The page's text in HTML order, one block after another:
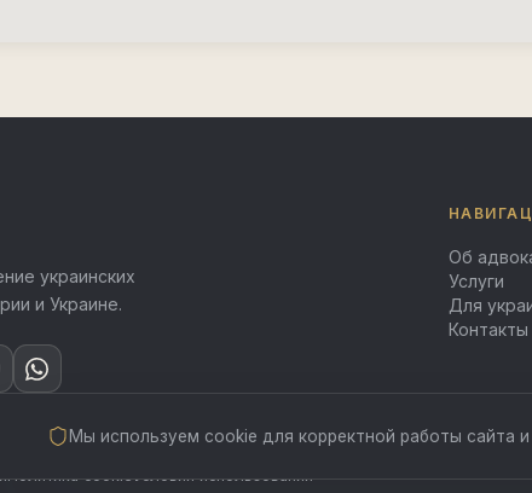
украинских
и Украине.
Об
Услуги
Для
Контакты
Политика cookieУсловия использования
Мы используем cookie для корректной работы сайта и